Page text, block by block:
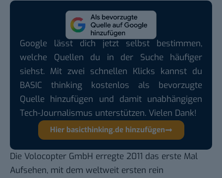
Google lässt dich jetzt selbst bestimmen,
welche Quellen du in der Suche häufiger
siehst. Mit zwei schnellen Klicks kannst du
BASIC thinking kostenlos als bevorzugte
Quelle hinzufügen und damit unabhängigen
Tech-Journalismus unterstützen. Vielen Dank!
Hier basicthinking.de hinzufügen
Die Volocopter GmbH erregte 2011 das erste Mal
Aufsehen, mit dem weltweit ersten rein